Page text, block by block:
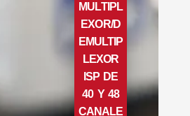
MULTIPL
EXOR/D
EMULTIP
LEXOR
ISP DE
40 Y 48
CANALE